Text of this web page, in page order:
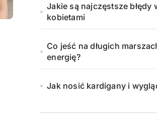
Jakie są najczęstsze błędy
kobietami
Co jeść na długich
energię?
Jak nosić kardigany i